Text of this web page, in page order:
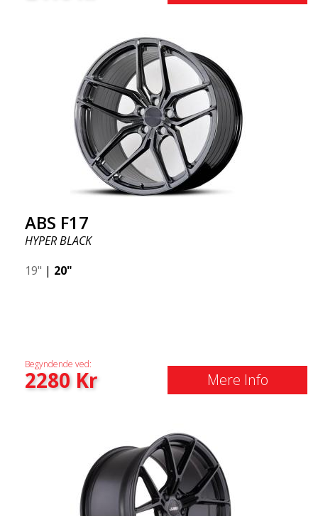
ABS F17
HYPER BLACK
19" | 20"
Begyndende ved:
2280Kr Mere Info